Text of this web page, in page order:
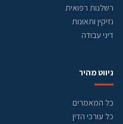
רשלנות רפואית
נזיקין ותאונות
דיני עבודה
ניווט מהיר
כל המאמרים
כל עורכי הדין